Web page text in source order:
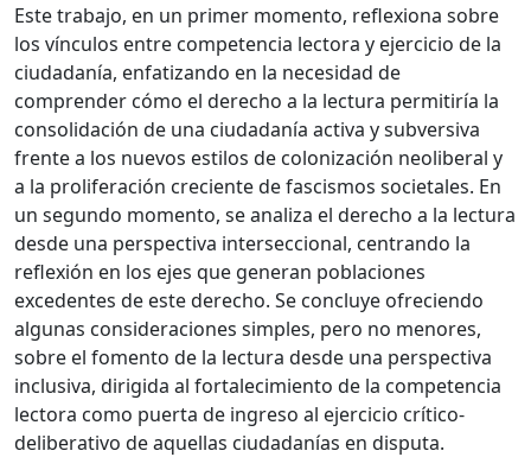
Este trabajo, en un primer momento, reflexiona sobre
los vínculos entre competencia lectora y ejercicio de la
ciudadanía, enfatizando en la necesidad de
comprender cómo el derecho a la lectura permitiría la
consolidación de una ciudadanía activa y subversiva
frente a los nuevos estilos de colonización neoliberal y
a la proliferación creciente de fascismos societales. En
un segundo momento, se analiza el derecho a la lectura
desde una perspectiva interseccional, centrando la
reflexión en los ejes que generan poblaciones
excedentes de este derecho. Se concluye ofreciendo
algunas consideraciones simples, pero no menores,
sobre el fomento de la lectura desde una perspectiva
inclusiva, dirigida al fortalecimiento de la competencia
lectora como puerta de ingreso al ejercicio crítico-
deliberativo de aquellas ciudadanías en disputa.